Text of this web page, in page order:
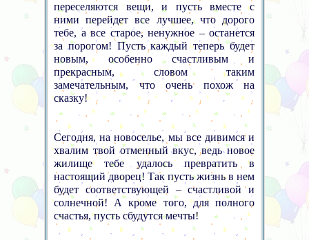
переселяются вещи, и пусть вместе с
ними перейдет все лучшее, что дорого
тебе, а все старое, ненужное – останется
за порогом! Пусть каждый теперь будет
новым, особенно счастливым и
прекрасным, словом таким
замечательным, что очень похож на
сказку!
Сегодня, на новоселье, мы все дивимся и
хвалим твой отменный вкус, ведь новое
жилище тебе удалось превратить в
настоящий дворец! Так пусть жизнь в нем
будет соответствующей – счастливой и
солнечной! А кроме того, для полного
счастья, пусть сбудутся мечты!